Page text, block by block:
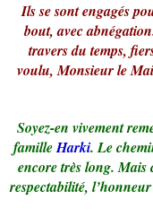
Ils se sont engagés
bout, avec
travers du temps,
voulu, Monsieur le
Soyez-en vivement
familleHarki. Le
encore très long. Mais
respectabilité,